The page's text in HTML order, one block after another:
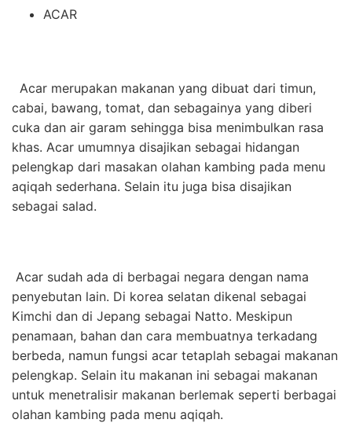
ACAR
Acar merupakan makanan yang dibuat dari timun,
cabai, bawang, tomat, dan sebagainya yang diberi
cuka dan air garam sehingga bisa menimbulkan rasa
khas. Acar umumnya disajikan sebagai hidangan
pelengkap dari masakan olahan kambing pada menu
aqiqah sederhana. Selain itu juga bisa disajikan
sebagai salad.
Acar sudah ada di berbagai negara dengan nama
penyebutan lain. Di korea selatan dikenal sebagai
Kimchi dan di Jepang sebagai Natto. Meskipun
penamaan, bahan dan cara membuatnya terkadang
berbeda, namun fungsi acar tetaplah sebagai makanan
pelengkap. Selain itu makanan ini sebagai makanan
untuk menetralisir makanan berlemak seperti berbagai
olahan kambing pada menu aqiqah.